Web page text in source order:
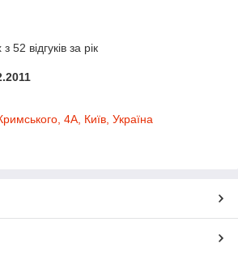
52 відгуків за рік
4А, Київ, Україна